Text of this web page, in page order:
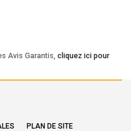
Avis Garantis, cliquez ici pour
PLAN DE SITE